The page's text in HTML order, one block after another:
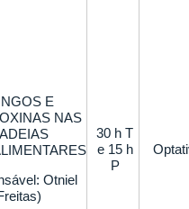
E
NAS
Otniel
30 h T
e 15 h
P